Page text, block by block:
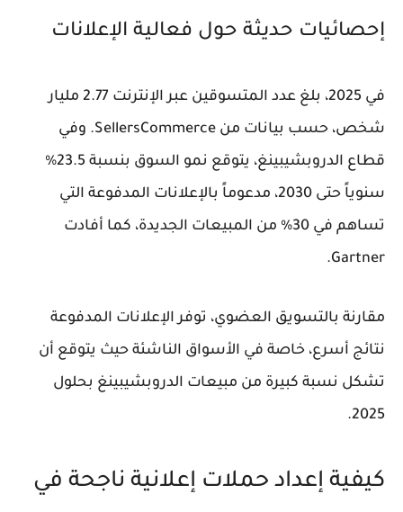
إحصائيات حديثة حول فعالية الإعلانات
في 2025، بلغ عدد المتسوقين عبر الإنترنت 2.77 مليار
شخص، حسب بيانات من SellersCommerce. وفي
قطاع الدروبشيبينغ، يتوقع نمو السوق بنسبة 23.5%
سنوياً حتى 2030، مدعوماً بالإعلانات المدفوعة التي
تساهم في 30% من المبيعات الجديدة، كما أفادت
Gartner.
مقارنة بالتسويق العضوي، توفر الإعلانات المدفوعة
نتائج أسرع، خاصة في الأسواق الناشئة حيث يتوقع أن
تشكل نسبة كبيرة من مبيعات الدروبشيبينغ بحلول
2025.
كيفية إعداد حملات إعلانية ناجحة في